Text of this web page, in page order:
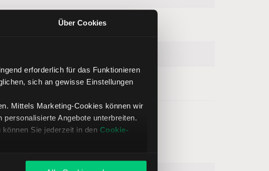
Über Cookies
erforderlich für das Funktionieren
sich an gewisse Einstellungen
Mittels Marketing-Cookies können wir
Angebote unterbreiten.
Sie jederzeit in den Cookie-
Kurs (bei Analysepublikation)
Kurs (bei Analysepublikation)